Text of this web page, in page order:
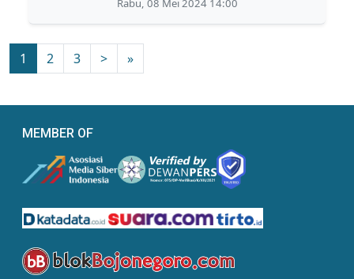
Rabu, 08 Mei 2024 14:00
1 2 3 > »
MEMBER OF